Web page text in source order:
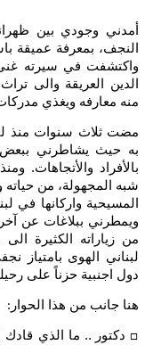
أمدني وجودي بين
النجف، بمعرفة عميقة
واكتشفت في سيرته غنى
الدين العريقة والى
منه معارفه ويغذي
مضت ثلاث سنوات منذ
به حيث يشاطرني ببعض
بالأفراد والأتجاهات.
شبه المجهولة، من حياته
المسيحية واركانها في
ويمطرني ببلاغات عن
من زياراته الكثيرة
لبناني الهوى بامتياز
دول اجنبية حزناً على
هنا جانب من هذا الحوار :
□ دكتور .. ما الذي